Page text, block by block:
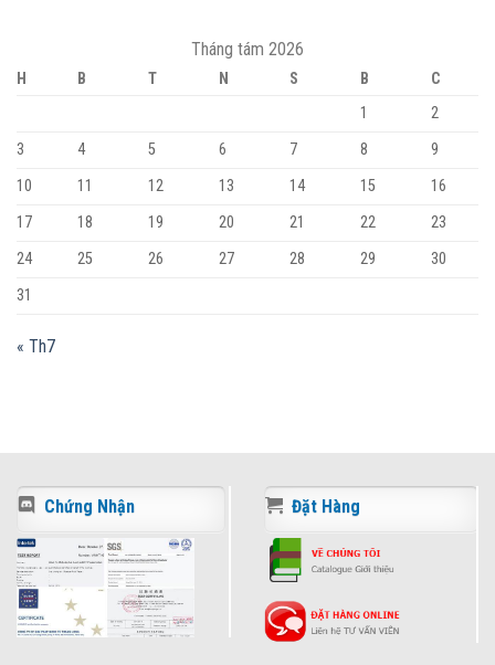
Tháng tám 2026
H B T N S B
C
1
2
3
4 5 6 7 8
9
10
11 12 13 14 15
16
17
18 19 20 21 22
23
24
25 26 27 28 29
30
31
« Th7
Chứng Nhận Đặt Hàng